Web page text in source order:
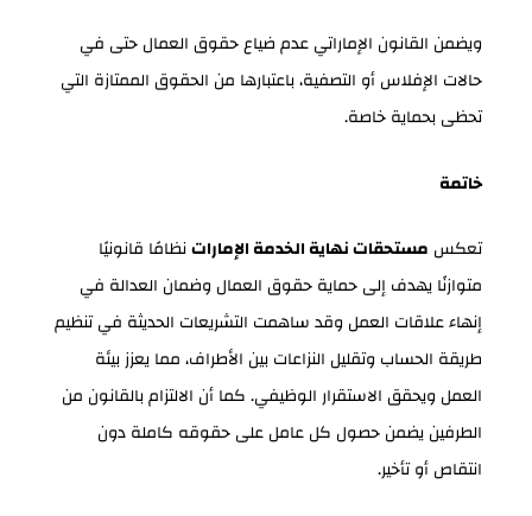
ويضمن القانون الإماراتي عدم ضياع حقوق العمال حتى في
حالات الإفلاس أو التصفية، باعتبارها من الحقوق الممتازة التي
تحظى بحماية خاصة.
خاتمة
تعكس مستحقات نهاية الخدمة الإماراتنظامًا قانونيًا
متوازنًا يهدف إلى حماية حقوق العمال وضمان العدالة في
إنهاء علاقات العمل وقد ساهمت التشريعات الحديثة في تنظيم
طريقة الحساب وتقليل النزاعات بين الأطراف، مما يعزز بيئة
العمل ويحقق الاستقرار الوظيفي. كما أن الالتزام بالقانون من
الطرفين يضمن حصول كل عامل على حقوقه كاملة دون
انتقاص أو تأخير.